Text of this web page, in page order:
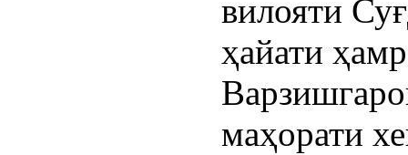
вилояти
ҳайати
маҳорати